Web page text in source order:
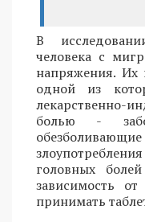
В
человека с
напряжения.
одной из
лекарственно-
болью -
головных
зависимость
принимать